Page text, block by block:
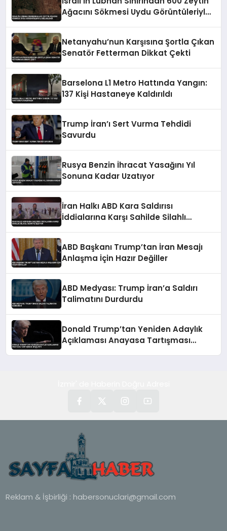
Ağacını Sökmesi Uydu Görüntüleriyle
Netanyahu’nun Karşısına Şortla Çıkan
Senatör Fetterman Dikkat Çekti
Barselona L1 Metro Hattında Yangın:
137 Kişi Hastaneye Kaldırıldı
Trump İran’ı Sert Vurma Tehdidi
Savurdu
Rusya Benzin İhracat Yasağını Yıl
Sonuna Kadar Uzatıyor
İran Halkı ABD Kara Saldırısı
İddialarına Karşı Sahilde Silahlı
ABD Başkanı Trump’tan İran Mesajı
Anlaşma İçin Hazır Değiller
ABD Medyası: Trump İran’a Saldırı
Talimatını Durdurdu
Donald Trump’tan Yeniden Adaylık
Açıklaması Anayasa Tartışması
Reklam & İşbirliği : habersonuclari@gmail.com